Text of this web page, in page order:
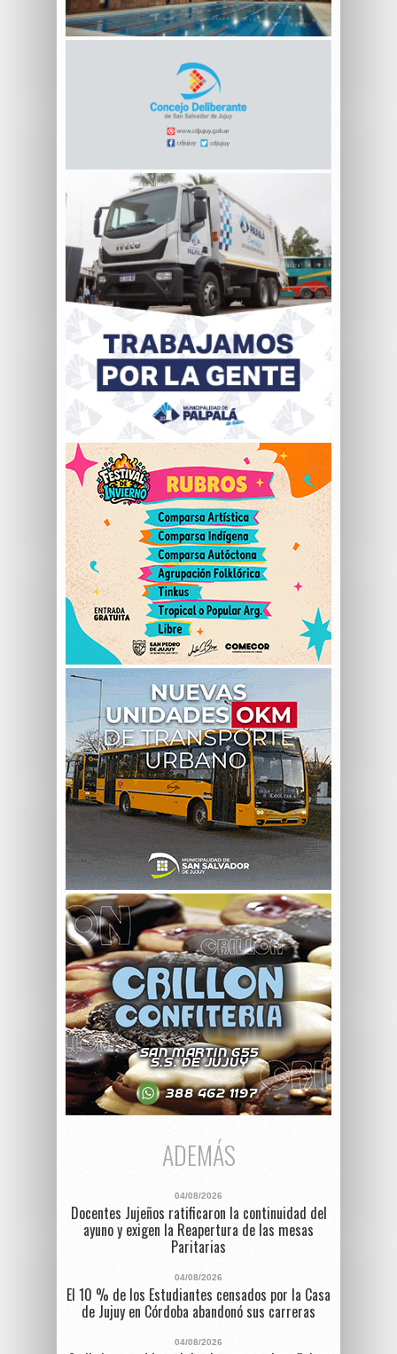
ADEMÁS
04/08/2026
Docentes Jujeños ratificaron la continuidad del
ayuno y exigen la Reapertura de las mesas
Paritarias
04/08/2026
El 10 % de los Estudiantes censados por la Casa
de Jujuy en Córdoba abandonó sus carreras
04/08/2026